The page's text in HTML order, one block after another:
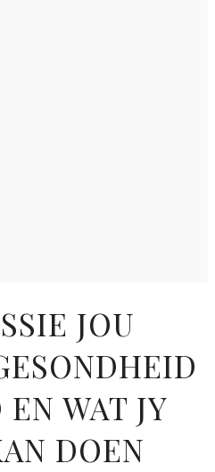
JOU
WAT JY
DOEN